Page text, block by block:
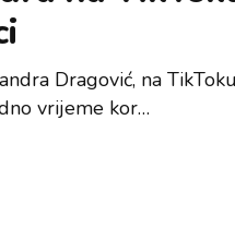
Dragović, na
vrijeme kor…